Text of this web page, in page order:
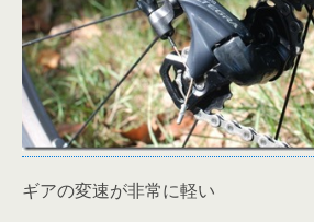
ギアの変速が非常に軽い